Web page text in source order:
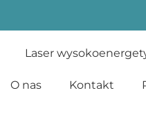
Laser
O nas Kontakt